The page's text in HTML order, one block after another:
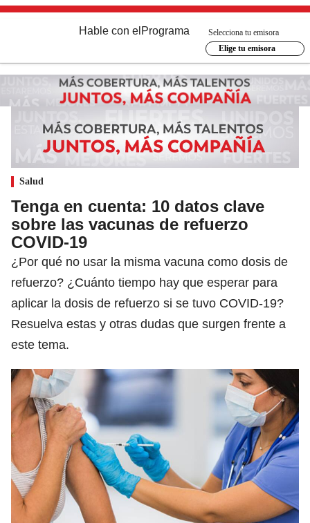
Hable con el Programa
Selecciona tu emisora
Elige tu emisora
Salud
Tenga en cuenta: 10 datos clave
sobre las vacunas de refuerzo
COVID-19
¿Por qué no usar la misma vacuna como dosis de
refuerzo? ¿Cuánto tiempo hay que esperar para
aplicar la dosis de refuerzo si se tuvo COVID-19?
Resuelva estas y otras dudas que surgen frente a
este tema.